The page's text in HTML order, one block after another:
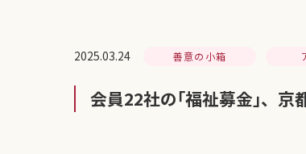
2025.03.24 善意の小箱
会員22社の｢福祉募金｣、京